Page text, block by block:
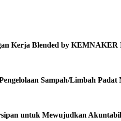
Kerja Blended by KEMNAKER
Sampah/Limbah Padat
untuk Mewujudkan